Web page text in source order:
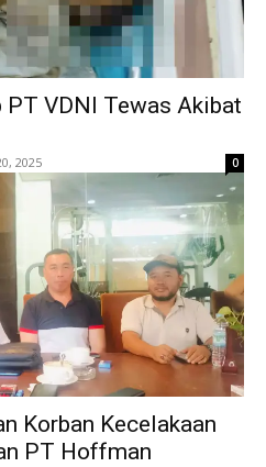
PT VDNI Tewas Akibat
2025 0
Korban Kecelakaan
PT Hoffman